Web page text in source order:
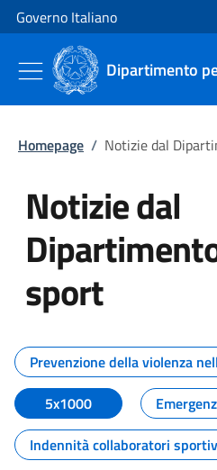
Vai al contenuto
Vai alla navigazione del sito
Governo Italiano
Dipartimento
Homepage / Notizie dal
Notizie dal
sport
Tutti i contenuti
Prevenzione della violenza
5x1000
Indennità collaboratori